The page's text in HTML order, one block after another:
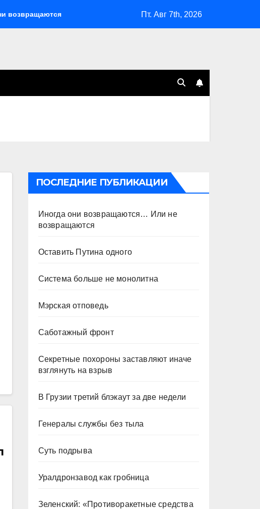
Или не возвращаются Оставить Путина одного
Пт. Авг 7th, 2026
ПОСЛЕДНИЕ ПУБЛИКАЦИИ
Иногда они возвращаются… Или не
возвращаются
Оставить Путина одного
Система больше не монолитна
Мэрская отповедь
Саботажный фронт
Секретные похороны заставляют иначе
взглянуть на взрыв
В Грузии третий блэкаут за две недели
Генералы службы без тыла
Суть подрыва
Уралдронзавод как гробница
Зеленский: «Противоракетные средства